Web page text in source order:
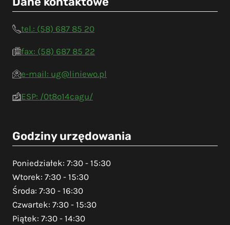
tel.: (58) 687 85 20
fax: (58) 687 85 22
e-mail: ug@liniewo.pl
ESP: /0t8o14cagu/
Godziny urzędowania
Poniedziałek: 7:30 - 15:30
Wtorek: 7:30 - 15:30
Środa: 7:30 - 16:30
Czwartek: 7:30 - 15:30
Piątek: 7:30 - 14:30